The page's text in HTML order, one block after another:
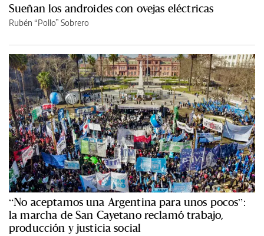
Sueñan los androides con ovejas eléctricas
Rubén “Pollo” Sobrero
“No aceptamos una Argentina para unos pocos”:
la marcha de San Cayetano reclamó trabajo,
producción y justicia social